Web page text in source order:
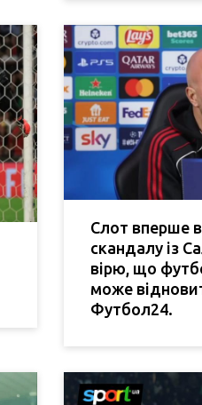
Слот вперше
скандалу із
вірю, що
може
Футбол24.